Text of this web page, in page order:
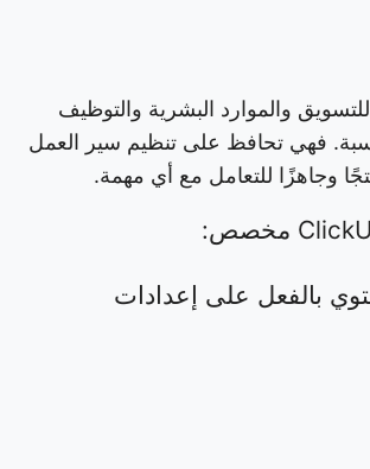
والموارد البشرية والتوظيف
فهي تحافظ على تنظيم سير العمل
وجاهزًا للتعامل مع أي مهمة.
بالفعل على إعدادات